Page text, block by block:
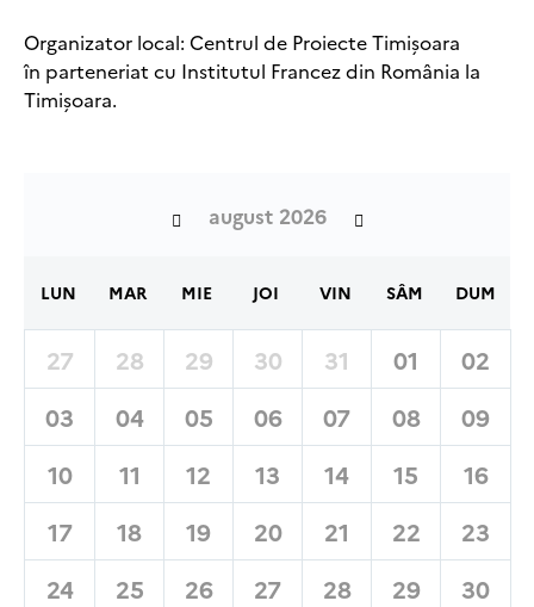
Organizator local: Centrul de Proiecte Timișoara
în parteneriat cu Institutul Francez din România la
Timișoara.
august 2026
LUN MAR MIE JOI VIN SÂM DUM
27 28 29 30 31 01
02
03
04 05 06 07 08
09
10
11 12 13 14 15
16
17
18 19 20 21 22
23
24
25 26 27 28 29
30